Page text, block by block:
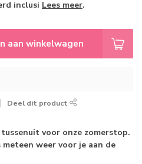
inclusi Lees meer.
aan winkelwagen
Deel dit product
voor onze zomerstop.
weer voor je aan de